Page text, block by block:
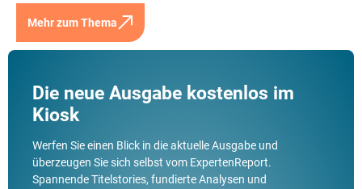
Mehr zum Thema
Die neue Ausgabe kostenlos im
Kiosk
Werfen Sie einen Blick in die aktuelle Ausgabe und
überzeugen Sie sich selbst vom ExpertenReport.
Spannende Titelstories, fundierte Analysen und